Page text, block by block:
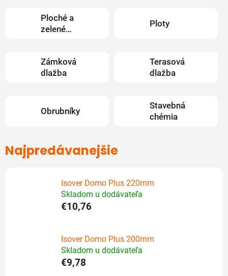
Ploché a
zelené
Ploty
Zámková
dlažba
Terasová
dlažba
Obrubníky
Stavebná
chémia
Najpredávanejšie
Isover Domo Plus 220mm
Skladom u dodávateľa
€10,76
Isover Domo Plus 200mm
Skladom u dodávateľa
€9,78